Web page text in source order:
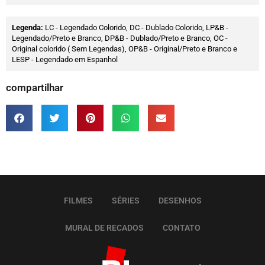
Legenda: LC - Legendado Colorido, DC - Dublado Colorido, LP&B -
Legendado/Preto e Branco, DP&B - Dublado/Preto e Branco, OC -
Original colorido ( Sem Legendas), OP&B - Original/Preto e Branco e
LESP - Legendado em Espanhol
compartilhar
FILMES SÉRIES DESENHOS
MURAL DE RECADOS CONTATO